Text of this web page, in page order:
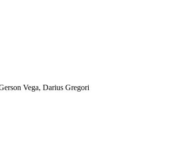
Vega, Darius Gregori